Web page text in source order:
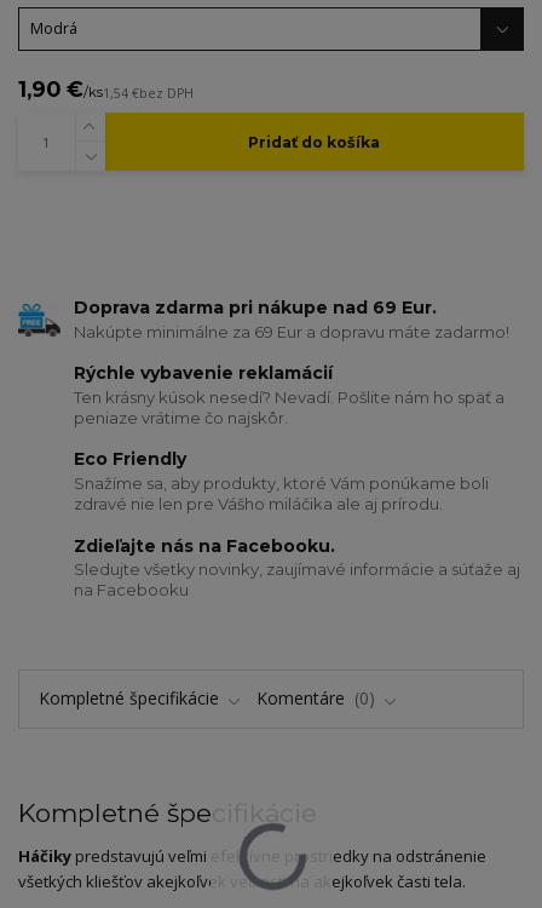
1,90 €/ks1,54 €bez DPH
Pridať do košíka
Doprava zdarma pri nákupe nad 69 Eur.
Nakúpte minimálne za 69 Eur a dopravu máte zadarmo!
Rýchle vybavenie reklamácií
Ten krásny kúsok nesedí? Nevadí. Pošlite nám ho späť a
peniaze vrátime čo najskôr.
Eco Friendly
Snažíme sa, aby produkty, ktoré Vám ponúkame boli
zdravé nie len pre Vášho miláčika ale aj prírodu.
Zdieľajte nás na Facebooku.
Sledujte všetky novinky, zaujímavé informácie a súťaže aj
na Facebooku
Kompletné špecifikácie Komentáre 0
Kompletné špecifikácie
Háčiky predstavujú veľmi efektívne prostriedky na odstránenie
všetkých kliešťov akejkoľvek veľkosti na akejkoľvek časti tela.